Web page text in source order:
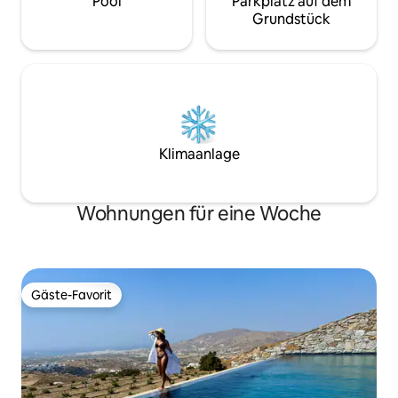
Grundstück
Klimaanlage
Wohnungen für eine Woche
Gäste-Favorit
Gäste-Favorit